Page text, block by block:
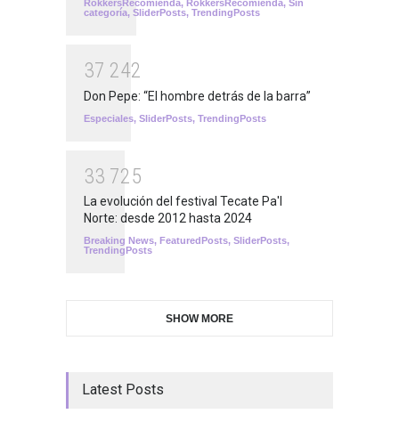
RokkersRecomienda, RokkersRecomienda, Sin
categoría, SliderPosts, TrendingPosts
37 242
Don Pepe: “El hombre detrás de la barra”
Especiales, SliderPosts, TrendingPosts
33 725
La evolución del festival Tecate Pa'l
Norte: desde 2012 hasta 2024
Breaking News, FeaturedPosts, SliderPosts,
TrendingPosts
SHOW MORE
Latest Posts